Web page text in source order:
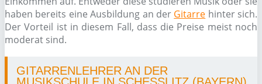
haben bereits eine Ausbildung an der Gitarre hinter sich.
Der Vorteil ist in diesem Fall, dass die Preise meist noch
moderat sind.
GITARRENLEHRER AN DER